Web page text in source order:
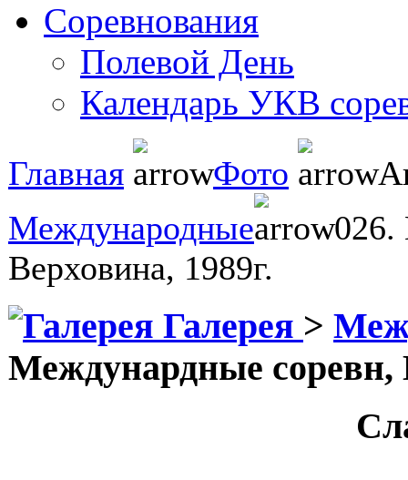
Соревнования
Полевой День
Календарь УКВ
Главная Фото
Международные
026.
Верховина, 1989г.
Галерея >
Междунардные соревн,